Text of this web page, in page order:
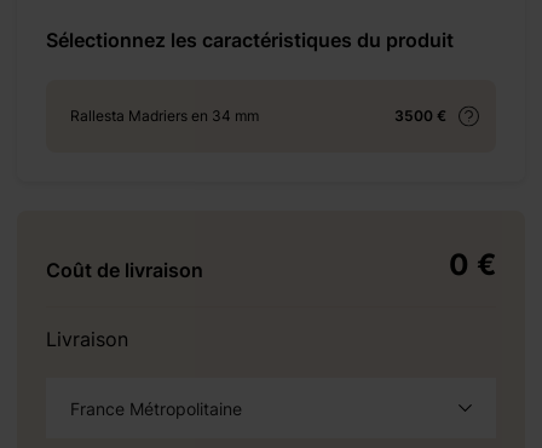
Sélectionnez les caractéristiques du produit
Rallesta Madriers en 34 mm 3500 €
Coût de livraison 0 €
Livraison
France Métropolitaine